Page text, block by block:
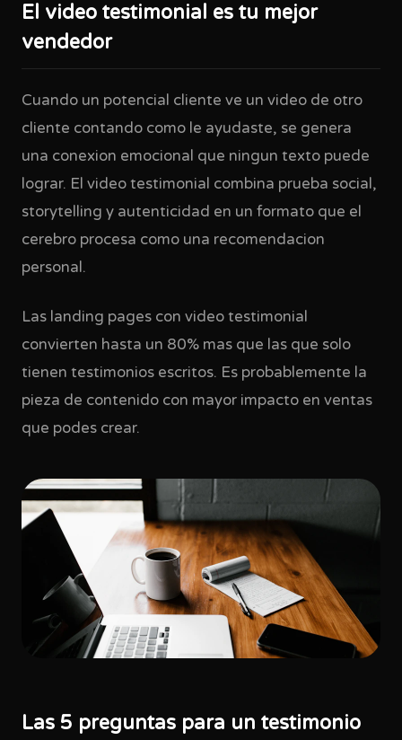
El video testimonial es tu mejor
vendedor
Cuando un potencial cliente ve un video de otro
cliente contando como le ayudaste, se genera
una conexion emocional que ningun texto puede
lograr. El video testimonial combina prueba social,
storytelling y autenticidad en un formato que el
cerebro procesa como una recomendacion
personal.
Las landing pages con video testimonial
convierten hasta un 80% mas que las que solo
tienen testimonios escritos. Es probablemente la
pieza de contenido con mayor impacto en ventas
que podes crear.
Las 5 preguntas para un testimonio